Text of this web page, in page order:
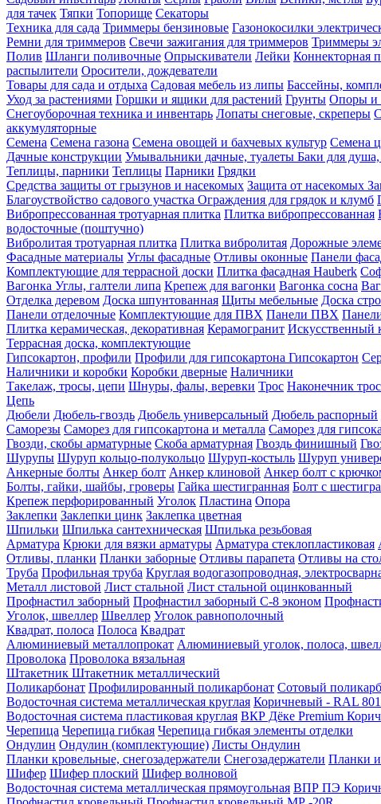
для тачек Тяпки Топорище Секаторы
Техника для сада Триммеры бензиновые Газонокосилки
Ремни для триммеров Свечи зажигания для триммеров Триммеры
Полив Шланги поливочные Опрыскиватели Лейки Коннекторная
распылители Оросители, дождеватели
Товары для сада и отдыха Садовая мебель из липы Бассейны,
Уход за растениями Горшки и ящики для растений Грунты Опоры и
Снегоуборочная техника и инвентарь Лопаты снеговые, скреперы
аккумуляторные
Семена Семена газона Семена овощей и бахчевых культур Семена
Дачные конструкции Умывальники дачные, туалеты Баки для
Теплицы, парники Теплицы Парники Грядки
Средства защиты от грызунов и насекомых Защита от насекомых
Благоуствойство садового участка Ограждения для грядок и клумб
Вибропрессованная тротуарная плитка Плитка вибропрессованная
водосточные (поштучно)
Вибролитая тротуарная плитка Плитка вибролитая Дорожные
Фасадные материалы Углы фасадные Отливы оконные Панели
Комплектующие для террасной доски Плитка фасадная Hauberk
Вагонка Углы, галтели липа Крепеж для вагонки Вагонка сосна
Отделка деревом Доска шпунтованная Щиты мебельные Доска
Панели отделочные Комплектующие для ПВХ Панели ПВХ
Плитка керамическая, декоративная Керамогранит Искусственный
Террасная доска, комплектующие
Гипсокартон, профили Профили для гипсокартона Гипсокартон
Наличники и коробки Коробки дверные Наличники
Такелаж, тросы, цепи Шнуры, фалы, веревки Трос Наконечник
Цепь
Дюбели Дюбель-гвоздь Дюбель универсальный Дюбель распорный
Саморезы Саморез для гипсокартона и металла Саморез для
Гвозди, скобы арматурные Скоба арматурная Гвоздь финишный
Шурупы Шуруп кольцо-полукольцо Шуруп-костыль Шуруп
Анкерные болты Анкер болт Анкер клиновой Анкер болт с
Болты, гайки, шайбы, гроверы Гайка шестигранная Болт c
Крепеж перфорированный Уголок Пластина Опора
Заклепки Заклепки цинк Заклепка цветная
Шпильки Шпилька сантехническая Шпилька резьбовая
Арматура Крюки для вязки арматуры Арматура стеклопластиковая
Отливы, планки Планки заборные Отливы парапета Отливы на
Труба Профильная труба Круглая водогазопроводная,
Металл листовой Лист стальной Лист стальной оцинкованный
Профнастил заборный Профнастил заборный С-8 эконом
Уголок, швеллер Швеллер Уголок равнополочный
Квадрат, полоса Полоса Квадрат
Алюминиевый металлопрокат Алюминиевый уголок, полоса,
Проволока Проволока вязальная
Штакетник Штакетник металлический
Поликарбонат Профилированный поликарбонат Сотовый
Водосточная система металлическая круглая Коричневый - RAL
Водосточная система пластиковая круглая ВКР Дёке Premium
Черепица Черепица гибкая Черепица гибкая элементы отделки
Ондулин Ондулин (комплектующие) Листы Ондулин
Планки кровельные, снегозадержатели Снегозадержатели Планки
Шифер Шифер плоский Шифер волновой
Водосточная система металлическая прямоугольная ВПР ПЭ